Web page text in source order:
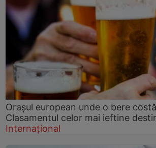
Orașul european unde o bere
Clasamentul celor mai ieftine
Internațional